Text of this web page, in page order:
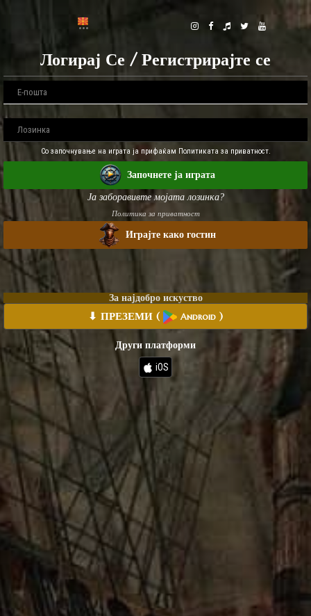
Логирај Се / Регистрирајте се
Со започнување на играта ја прифаќам Политиката за приватност.
Започнете ја играта
Ја заборавивте мојата лозинка?
Политика за приватност
Играјте како гостин
За најдобро искуство
⬇ ПРЕЗЕМИ ( Android )
Други платформи
iOS